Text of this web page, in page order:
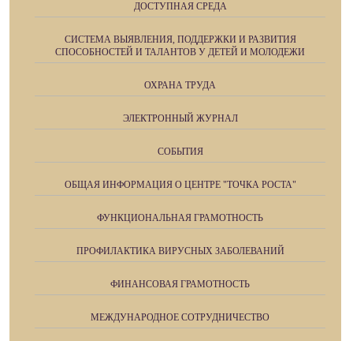
ДОСТУПНАЯ СРЕДА
СИСТЕМА ВЫЯВЛЕНИЯ, ПОДДЕРЖКИ И РАЗВИТИЯ
СПОСОБНОСТЕЙ И ТАЛАНТОВ У ДЕТЕЙ И МОЛОДЕЖИ
ОХРАНА ТРУДА
ЭЛЕКТРОННЫЙ ЖУРНАЛ
СОБЫТИЯ
ОБЩАЯ ИНФОРМАЦИЯ О ЦЕНТРЕ "ТОЧКА РОСТА"
ФУНКЦИОНАЛЬНАЯ ГРАМОТНОСТЬ
ПРОФИЛАКТИКА ВИРУСНЫХ ЗАБОЛЕВАНИЙ
ФИНАНСОВАЯ ГРАМОТНОСТЬ
МЕЖДУНАРОДНОЕ СОТРУДНИЧЕСТВО